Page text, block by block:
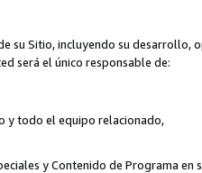
su Sitio, incluyendo su
será el único responsable de:
y todo el equipo relacionado,
y Contenido de Programa